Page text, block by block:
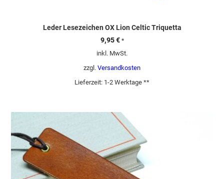
Leder Lesezeichen OX Lion Celtic Triquetta
9,95€ *
inkl. MwSt.
zzgl. Versandkosten
Lieferzeit: 1-2 Werktage **